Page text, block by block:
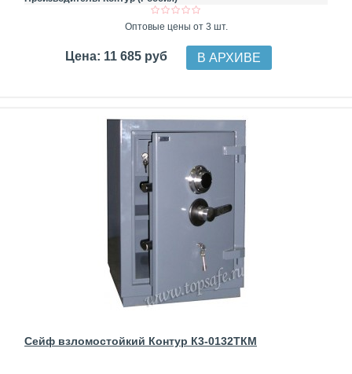
Оптовые цены от 3 шт.
Цена: 11 685 руб В АРХИВЕ
Сейф взломостойкий Контур К3-0132ТКМ